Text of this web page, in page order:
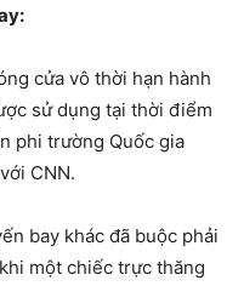
cửa vô thời hạn hành
sử dụng tại thời điểm
phi trường Quốc gia
CNN.
bay khác đã buộc phải
một chiếc trực thăng